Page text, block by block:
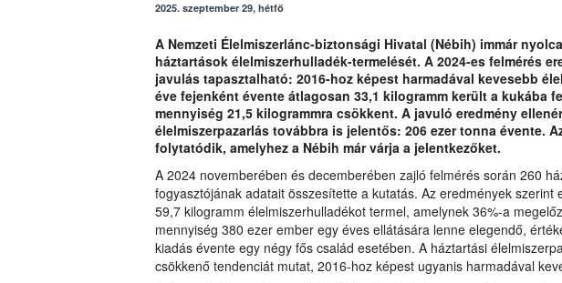
2025. szeptember 29, hétfő
A Nemzeti Élelmiszerlánc-biztonsági Hivatal (Nébih) immár
háztartások élelmiszerhulladék-termelését. A 2024-es felmérés
javulás tapasztalható: 2016-hoz képest harmadával kevesebb
éve fejenként évente átlagosan 33,1 kilogramm került a kukába
mennyiség 21,5 kilogrammra csökkent. A javuló eredmény
élelmiszerpazarlás továbbra is jelentős: 206 ezer tonna évente.
folytatódik, amelyhez a Nébih már várja a jelentkezőket.
A 2024 novemberében és decemberében zajló felmérés során 260
fogyasztójának adatait összesítette a kutatás. Az eredmények szerint
59,7 kilogramm élelmiszerhulladékot termel, amelynek 36%-a
mennyiség 380 ezer ember egy éves ellátására lenne elegendő,
kiadás évente egy négy fős család esetében. A háztartási
csökkenő tendenciát mutat, 2016-hoz képest ugyanis harmadával